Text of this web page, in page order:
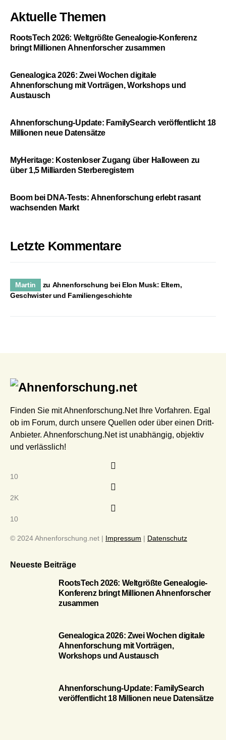
Aktuelle Themen
RootsTech 2026: Weltgrößte Genealogie-Konferenz
bringt Millionen Ahnenforscher zusammen
Genealogica 2026: Zwei Wochen digitale
Ahnenforschung mit Vorträgen, Workshops und
Austausch
Ahnenforschung-Update: FamilySearch veröffentlicht 18
Millionen neue Datensätze
MyHeritage: Kostenloser Zugang über Halloween zu
über 1,5 Milliarden Sterberegistern
Boom bei DNA-Tests: Ahnenforschung erlebt rasant
wachsenden Markt
Letzte Kommentare
Martin zu Ahnenforschung bei Elon Musk: Eltern,
Geschwister und Familiengeschichte
Finden Sie mit Ahnenforschung.Net Ihre Vorfahren. Egal
ob im Forum, durch unsere Quellen oder über einen Dritt-
Anbieter. Ahnenforschung.Net ist unabhängig, objektiv
und verlässlich!
10
2K
10
© 2024 Ahnenforschung.net | Impressum | Datenschutz
Neueste Beiträge
RootsTech 2026: Weltgrößte Genealogie-
Konferenz bringt Millionen Ahnenforscher
zusammen
Genealogica 2026: Zwei Wochen digitale
Ahnenforschung mit Vorträgen,
Workshops und Austausch
Ahnenforschung-Update: FamilySearch
veröffentlicht 18 Millionen neue Datensätze